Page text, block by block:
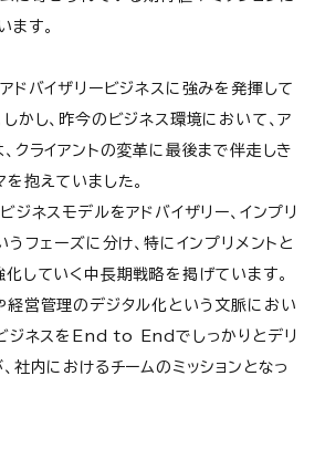
ます。
ドバイザリービジネスに強みを発揮して
かし、昨今のビジネス環境において、ア
クライアントの変革に最後まで伴走しき
抱えていました。
ジネスモデルをアドバイザリー、インプリ
うフェーズに分け、特にインプリメントと
化していく中長期戦略を掲げています。
経営管理のデジタル化という文脈におい
ジネスをEnd to Endでしっかりとデリ
社内におけるチームのミッションとなっ